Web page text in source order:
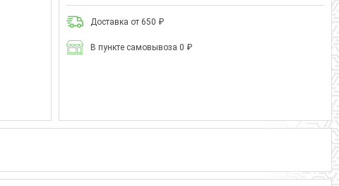
Доставка от 650 ₽
В пункте самовывоза 0 ₽